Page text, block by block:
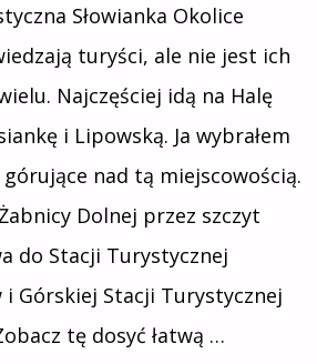
Słowianka Okolice
turyści, ale nie jest ich
Najczęściej idą na Halę
i Lipowską. Ja wybrałem
nad tą miejscowością.
Dolnej przez szczyt
do Stacji Turystycznej
i Górskiej Stacji Turystycznej
tę dosyć łatwą …